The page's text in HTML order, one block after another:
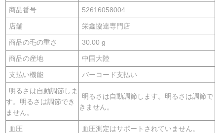
商品番号 52616058004
店舗 栄鑫協達専門店
商品の毛の重さ 30.00 g
商品の産地 中国大陸
支払い機能 バーコード支払い
明るさは自動調節しま
す。明るさは調節でき
ません。
明るさは自動調節します。明るさは調節で
きません。
血圧 血圧測定はサポートされていません。